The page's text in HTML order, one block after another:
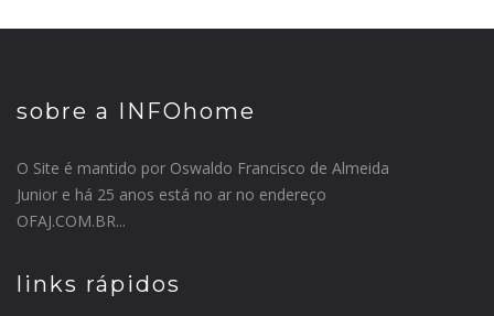
sobre a INFOhome
O Site é mantido por Oswaldo Francisco de Almeida
Junior e há 25 anos está no ar no endereço
OFAJ.COM.BR...
links rápidos